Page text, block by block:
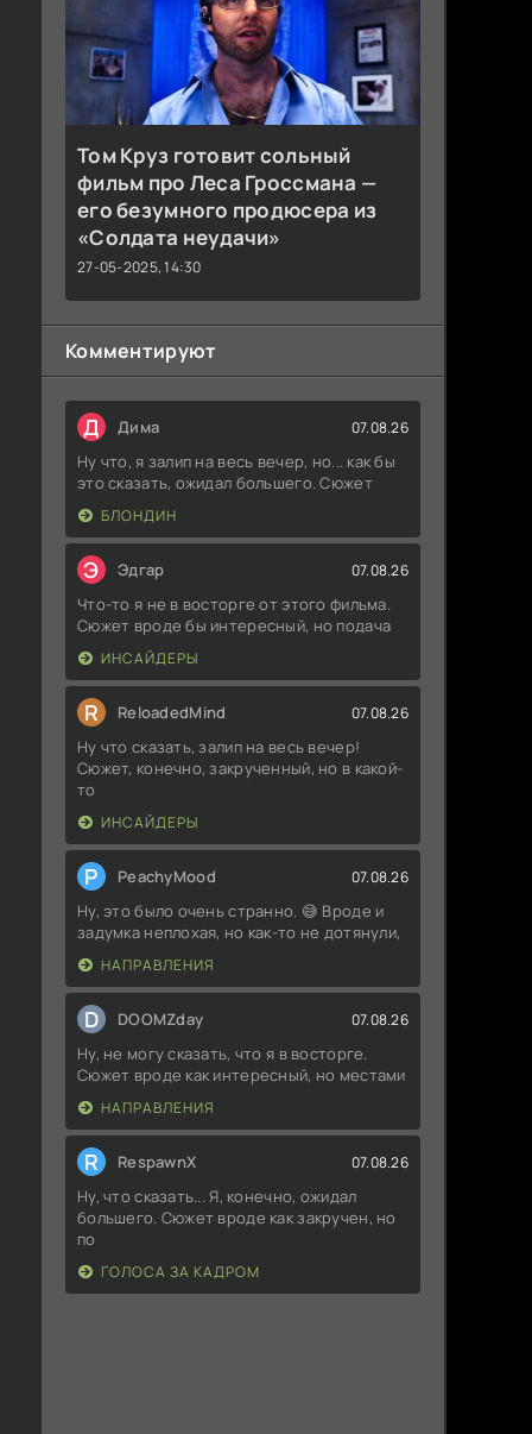
Том Круз готовит сольный
фильм про Леса Гроссмана —
его безумного продюсера из
«Солдата неудачи»
27-05-2025, 14:30
Комментируют
Д Дима 07.08.26
Ну что, я залип на весь вечер, но... как бы
это сказать, ожидал большего. Сюжет
БЛОНДИН
Э Эдгар 07.08.26
Что-то я не в восторге от этого фильма.
Сюжет вроде бы интересный, но подача
ИНСАЙДЕРЫ
R ReloadedMind 07.08.26
Ну что сказать, залип на весь вечер!
Сюжет, конечно, закрученный, но в какой-
то
ИНСАЙДЕРЫ
P PeachyMood 07.08.26
Ну, это было очень странно. 😅 Вроде и
задумка неплохая, но как-то не дотянули,
НАПРАВЛЕНИЯ
D DOOMZday 07.08.26
Ну, не могу сказать, что я в восторге.
Сюжет вроде как интересный, но местами
НАПРАВЛЕНИЯ
R RespawnX 07.08.26
Ну, что сказать... Я, конечно, ожидал
большего. Сюжет вроде как закручен, но
по
ГОЛОСА ЗА КАДРОМ